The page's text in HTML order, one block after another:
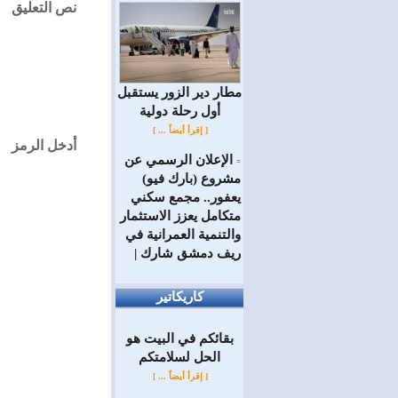
نص التعليق
أدخل الرمز
مطار دير الزور يستقبل
أول رحلة دولية
[ إقرأ أيضاً ... ]
=
الإعلان الرسمي عن
مشروع (بارك فيو)
يعفور.. مجمع سكني
متكامل يعزز الاستثمار
والتنمية العمرانية في
ريف دمشق شارك |
كاريكاتير
بقائكم في البيت هو
الحل لسلامتكم
[ إقرأ أيضاً ... ]